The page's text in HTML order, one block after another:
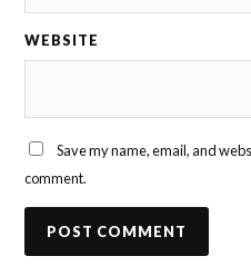
WEBSITE
Save my name, email, and
comment.